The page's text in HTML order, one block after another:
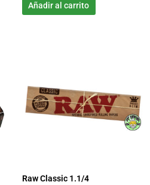
Añadir al carrito
Raw Classic 1.1/4